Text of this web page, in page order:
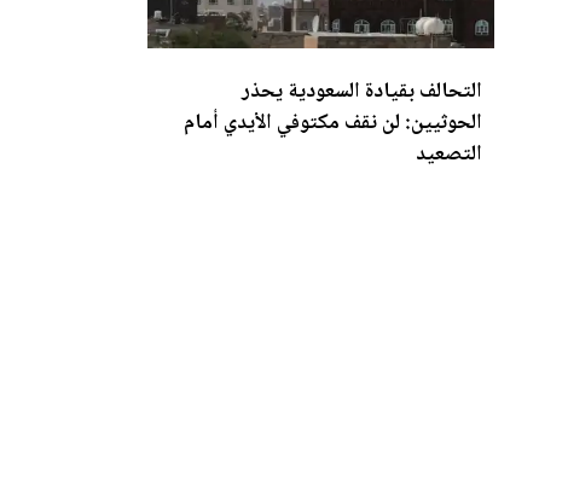
التحالف بقيادة السعودية يحذر
الحوثيين: لن نقف مكتوفي الأيدي أمام
التصعيد